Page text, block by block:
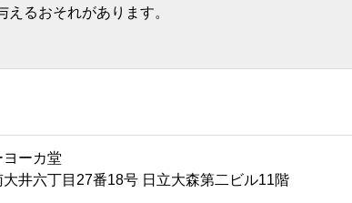
るおそれがあります。
ーカ堂
井六丁目27番18号 日立大森第二ビル11階